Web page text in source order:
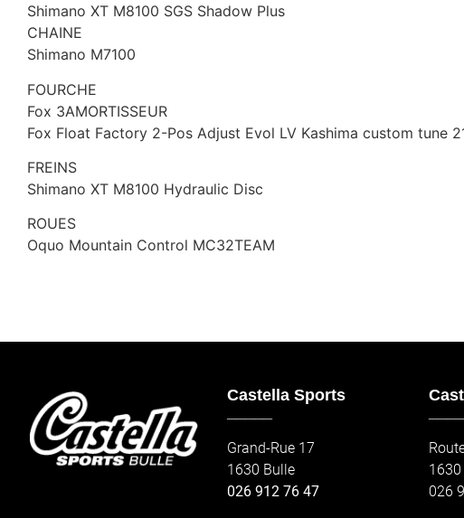
Shimano XT M8100 SGS Shadow Plus
CHAINE
Shimano M7100
FOURCHE
Fox 3AMORTISSEUR
Fox Float Factory 2-Pos Adjust Evol LV Kashima custom tune
FREINS
Shimano XT M8100 Hydraulic Disc
ROUES
Oquo Mountain Control MC32TEAM
Castella Sports
Grand-Rue 17
1630 Bulle
026 912 76 47
026